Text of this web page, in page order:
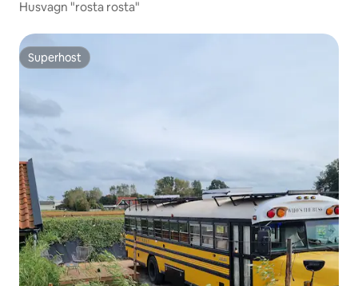
Husvagn "rosta rosta"
Superhost
Superhost